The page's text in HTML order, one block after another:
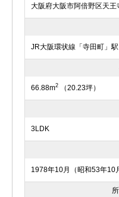
大阪府大阪市阿倍野区天王
JR大阪環状線「寺田町」
66.88m2 （20.23坪）
3LDK
1978年10月（昭和53年10